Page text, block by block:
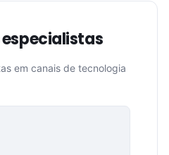
especialistas
em canais de tecnologia